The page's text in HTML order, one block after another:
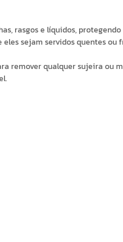
rasgos e líquidos,
sejam servidos quentes ou
remover qualquer sujeira ou